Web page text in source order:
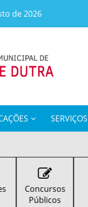
de 2026
SERVIÇOS
Alvarás